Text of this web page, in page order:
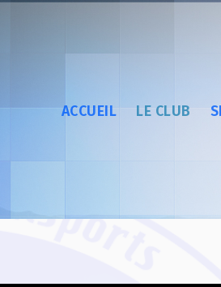
ACCUEIL LE CLUB